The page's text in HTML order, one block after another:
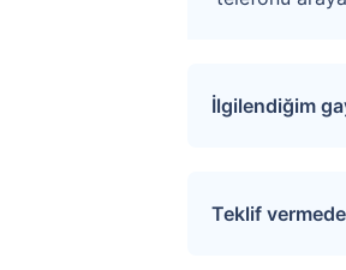
İlgilendiğim
Teklif